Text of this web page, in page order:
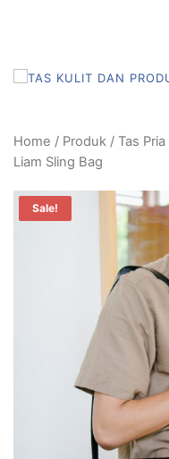
Home / Produk / Tas Pria
Liam Sling Bag
Sale!